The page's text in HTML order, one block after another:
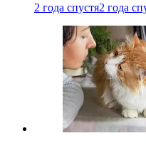
2 года спустя2 года